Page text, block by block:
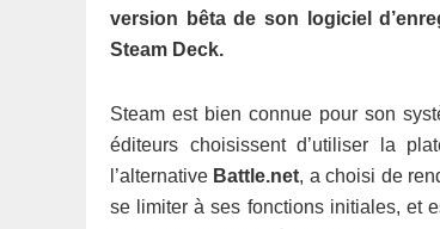
version bêta de son logiciel
Steam Deck.
Steam est bien connue pour son
éditeurs choisissent d’utiliser la
l’alternative Battle.net, a choisi de
se limiter à ses fonctions initiales, et